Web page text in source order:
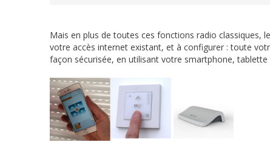
Mais en plus de toutes ces fonctions radio classiques,
votre accès internet existant, et à configurer : toute
façon sécurisée, en utilisant votre smartphone,